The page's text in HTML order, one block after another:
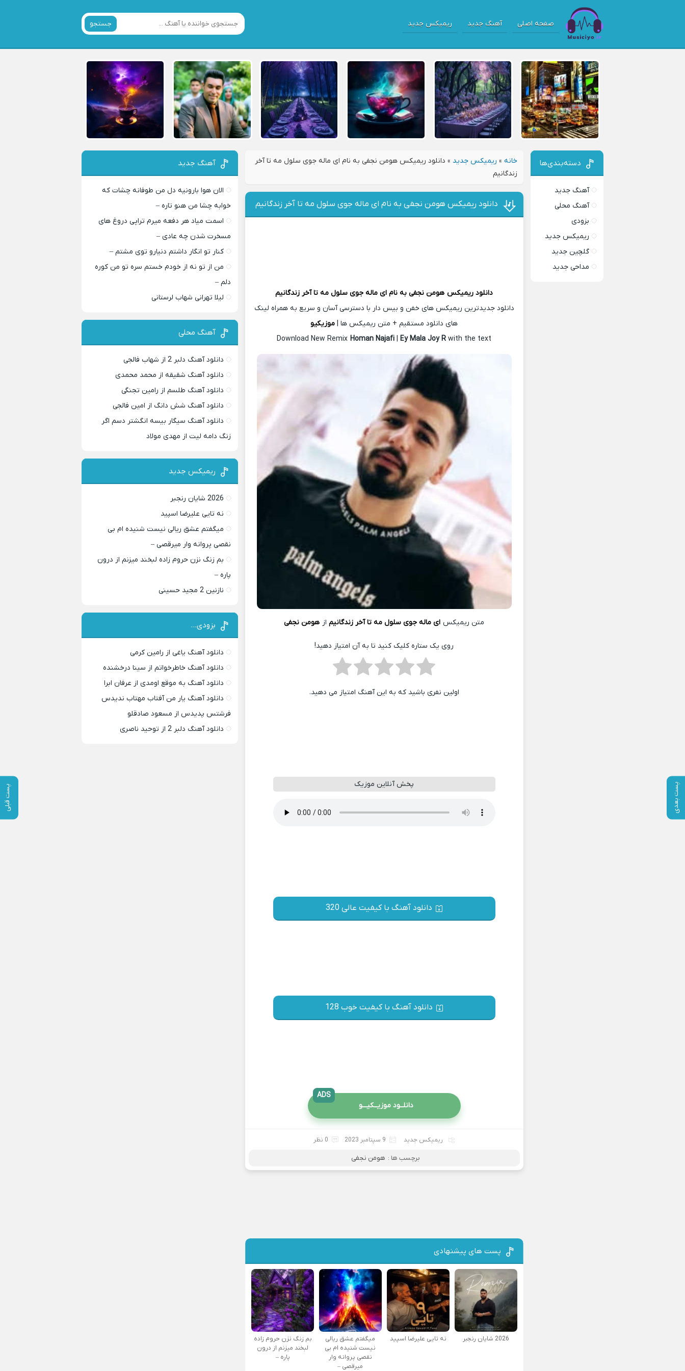
صفحه اصلی آهنگ جدید ریمیکس جدید جستجو
خانه » ریمیکس جدید » دانلود ریمیکس هومن نجفی به نام ای ماله جوی سلول مه تا آخر
زندگانیم
پست بعدی پست قبلی
دانلود ریمیکس هومن نجفی به نام ای ماله جوی سلول مه تا آخر زندگانیم
دانلود ریمیکس هومن نجفیبه نام ای ماله جوی سلول مه تا آخر زندگانیم
دانلود جدیدترین ریمیکس های خفن و بیس دار با دسترسی آسان و سریع به همراه لینک
های دانلود مستقیم + متن ریمیکس ها | موزیکیو
Download New Remix Homan Najafi |Ey Mala Joy Rwith the text
متن ریمیکس ای ماله جوی سلول مه تا آخر زندگانیم از هومن نجفی
روی یک ستاره کلیک کنید تا به آن امتیاز دهید!
اولین نفری باشید که به این آهنگ امتیاز می دهید.
پخش آنلاین موزیک
دانلود آهنگ با کیفیت عالی 320
دانلود آهنگ با کیفیت خوب 128
دانلــود موزیــکیـــو
ADS
ریمیکس جدید 9 سپتامبر 2023 0 نظر
برچسب ها : هومن نجفی
پست های پیشنهادی
2026 شایان رنجبر نه تایی علیرضا اسپید
میگفتم عشق ریالی
نیست شنیده ام بی
نقصی پروانه وار
میرقصی –
بم زنگ نزن حروم زاده
لبخند میزنم از درون
پاره –
دسته‌بندی‌ها
آهنگ جدید
آهنگ محلی
بزودی
ریمیکس جدید
گلچین جدید
مداحی جدید
آهنگ جدید
الان هوا بارونیه دل من طوفانه چشات که
خوابه چشا من هنو تاره –
اسمت میاد هر دفعه میرم تراپی دروغ‌ های
مسخرت شدن چه عادی –
کنار تو انگار داشتم دنیارو توی مشتم –
من از تو نه از خودم خستم سره تو من کوره
دلم –
لیلا تهرانی شهاب لرستانی
آهنگ محلی
دانلود آهنگ دلبر 2 از شهاب فالجی
دانلود آهنگ شقیقه از محمد محمدی
دانلود آهنگ طلسم از رامین تجنگی
دانلود آهنگ شش دانگ از امین فالجی
دانلود آهنگ سیگار بیسه انگشتر دسم اگر
زنگ دامه لیت از مهدی مولاد
ریمیکس جدید
2026 شایان رنجبر
نه تایی علیرضا اسپید
میگفتم عشق ریالی نیست شنیده ام بی
نقصی پروانه وار میرقصی –
بم زنگ نزن حروم زاده لبخند میزنم از درون
پاره –
نازنین 2 مجید حسینی
بزودی…
دانلود آهنگ یاغی از رامین کرمی
دانلود آهنگ خاطرخواتم از سینا درخشنده
دانلود آهنگ به موقع اومدی از عرفان ابرا
دانلود آهنگ یار من آفتاب مهتاب ندیدس
فرشتس پدیدس از مسعود صادقلو
دانلود آهنگ دلبر 2 از توحید ناصری